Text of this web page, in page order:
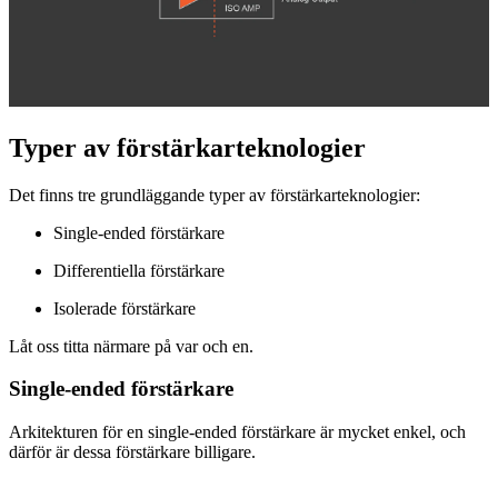
Typer av förstärkarteknologier
Det finns tre grundläggande typer av förstärkarteknologier:
Single-ended förstärkare
Differentiella förstärkare
Isolerade förstärkare
Låt oss titta närmare på var och en.
Single-ended förstärkare
Arkitekturen för en single-ended förstärkare är mycket enkel, och
därför är dessa förstärkare billigare.